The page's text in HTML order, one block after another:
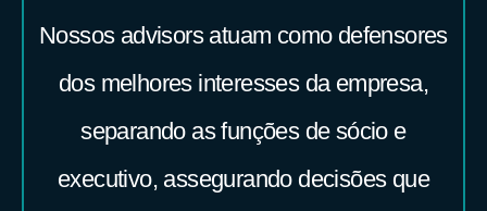
Nossos advisors atuam como defensores
dos melhores interesses da empresa,
separando as funções de sócio e
executivo, assegurando decisões que